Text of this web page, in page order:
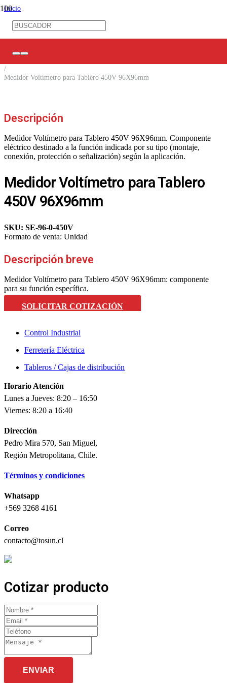
Inicio
Control Industrial
/
Medidor Voltímetro para Tablero 450V 96X96mm
Descripción
Medidor Voltímetro para Tablero 450V 96X96mm. Componente
eléctrico destinado a la función indicada por su tipo (montaje,
conexión, protección o señalización) según la aplicación.
Medidor Voltímetro para Tablero
450V 96X96mm
SKU: SE-96-0-450V
Formato de venta: Unidad
Descripción breve
Medidor Voltímetro para Tablero 450V 96X96mm: componente
para su función específica.
SOLICITAR COTIZACIÓN
Control Industrial
Ferretería Eléctrica
Tableros / Cajas de distribución
Horario Atención
Lunes a Jueves: 8:20 – 16:50
Viernes: 8:20 a 16:40
Dirección
Pedro Mira 570, San Miguel,
Región Metropolitana, Chile.
Términos y condiciones
Whatsapp
+569 3268 4161
Correo
contacto@tosun.cl
Cotizar producto
ENVIAR